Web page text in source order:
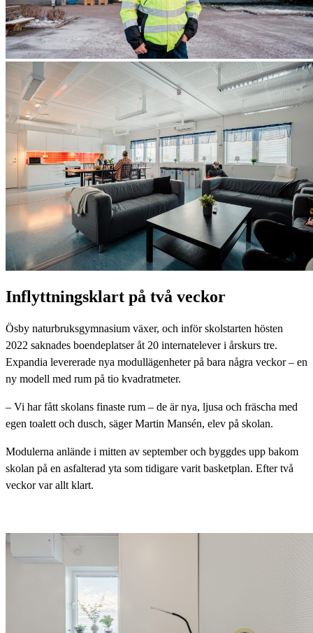
Inflyttningsklart på två veckor
Ösby naturbruksgymnasium växer, och inför skolstarten hösten
2022 saknades boendeplatser åt 20 internatelever i årskurs tre.
Expandia levererade nya modullägenheter på bara några veckor – en
ny modell med rum på tio kvadratmeter.
– Vi har fått skolans finaste rum – de är nya, ljusa och fräscha med
egen toalett och dusch, säger Martin Mansén, elev på skolan.
Modulerna anlände i mitten av september och byggdes upp bakom
skolan på en asfalterad yta som tidigare varit basketplan. Efter två
veckor var allt klart.